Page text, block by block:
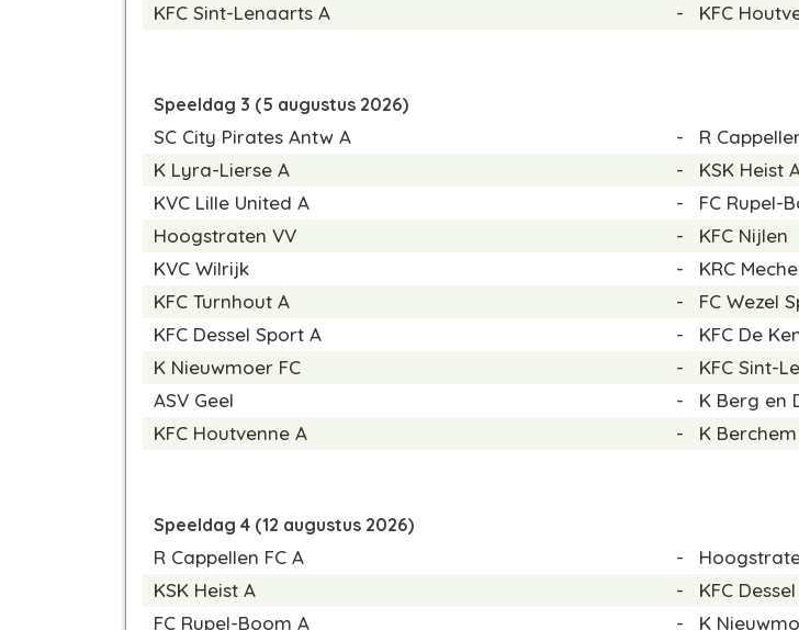
KFC Sint-Lenaarts A
- KFC
Speeldag 3 (5 augustus 2026)
SC City Pirates Antw A - R
K Lyra-Lierse A
- KSK Heist
KVC Lille United A
- FC Rupel-
Hoogstraten VV
- KFC Nijlen
KVC Wilrijk
- KRC
KFC Turnhout A
- FC Wezel
KFC Dessel Sport A
- KFC De
K Nieuwmoer FC
- KFC Sint-
ASV Geel
- K Berg en
KFC Houtvenne A
- K
Speeldag 4 (12 augustus 2026)
R Cappellen FC A -
KSK Heist A
-
KFC
FC Rupel-Boom A
- K